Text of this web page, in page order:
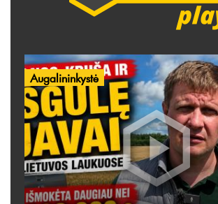
Augalininkystė